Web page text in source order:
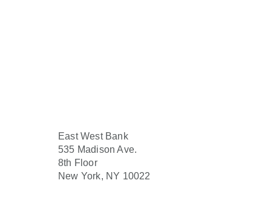
East West Bank
535 Madison Ave.
8th Floor
New York, NY 10022